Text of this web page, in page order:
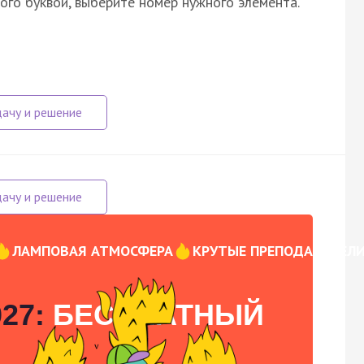
ЛАМПОВАЯ АТМОСФЕРА КРУТЫЕ
БЕСПЛАТНЫЙ